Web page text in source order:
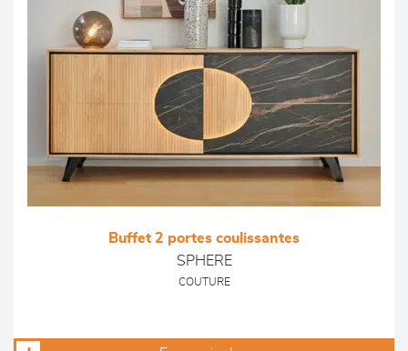
Buffet 2 portes coulissantes
SPHERE
COUTURE